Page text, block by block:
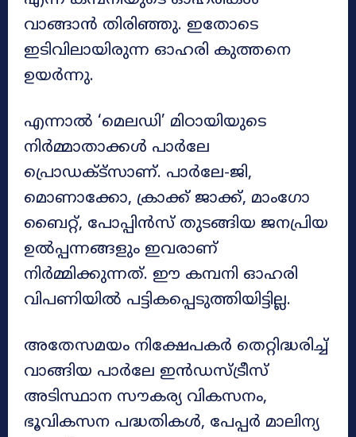
വാങ്ങാൻ തിരിഞ്ഞു. ഇതോടെ
ഇടിവിലായിരുന്ന ഓഹരി കുത്തനെ
ഉയർന്നു.
എന്നാൽ ‘മെലഡി’ മിഠായിയുടെ
നിർമ്മാതാക്കൾ പാർലേ
പ്രൊഡക്ട്സാണ്. പാർലേ-ജി,
മൊണാക്കോ, ക്രാക്ക് ജാക്ക്, മാംഗോ
ബൈറ്റ്, പോപ്പിൻസ് തുടങ്ങിയ ജനപ്രിയ
ഉൽപ്പന്നങ്ങളും ഇവരാണ്
നിർമ്മിക്കുന്നത്. ഈ കമ്പനി ഓഹരി
വിപണിയിൽ പട്ടികപ്പെടുത്തിയിട്ടില്ല.
അതേസമയം നിക്ഷേപകർ തെറ്റിദ്ധരിച്ച്
വാങ്ങിയ പാർലേ ഇൻഡസ്ട്രീസ്
അടിസ്ഥാന സൗകര്യ വികസനം,
ഭൂവികസന പദ്ധതികൾ, പേപ്പർ മാലിന്യ